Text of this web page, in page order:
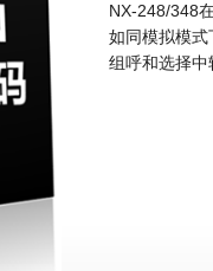
NX-248/348
如同模拟模
组呼和选择中